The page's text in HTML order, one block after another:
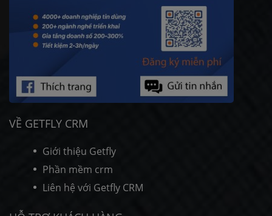
VỀ GETFLY CRM
Giới thiệu Getfly
Phần mềm crm
Liên hệ với Getfly CRM